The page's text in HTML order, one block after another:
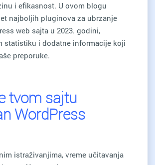
i efikasnost. U ovom blogu
najboljih pluginova za ubrzanje
web sajta u 2023. godini,
statistiku i dodatne informacije koji
preporuke.
tvom sajtu
WordPress
istraživanjima, vreme učitavanja